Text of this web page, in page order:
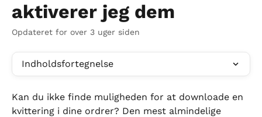
aktiverer jeg dem
Opdateret for over 3 uger siden
Indholdsfortegnelse
Kan du ikke finde muligheden for at downloade en
kvittering i dine ordrer? Den mest almindelige